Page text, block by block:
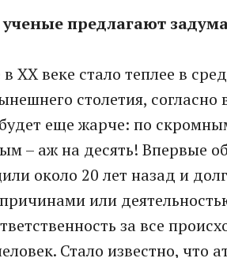
ученые предлагают
XX веке стало теплее в
столетия,
еще жарче: по
– аж на десять! Впервые об
около 20 лет назад и
или
за все
Стало известно, что